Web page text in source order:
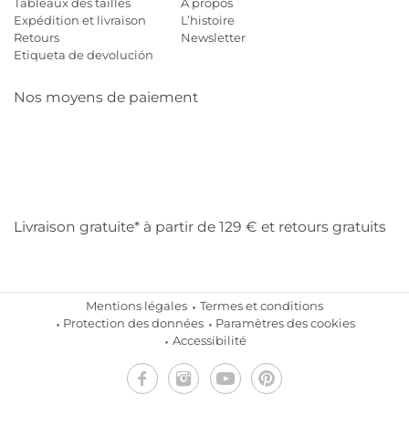
Expédition et livraison
Retours
Etiqueta de devolución
L’histoire
Newsletter
Nos moyens de paiement
Livraison gratuite* à partir de 129 € et retours gratuits
Mentions légales
Termes et conditions
Protection des données
Paramètres des cookies
Accessibilité